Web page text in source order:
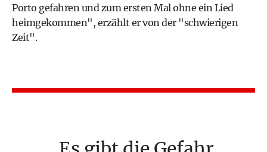
Porto gefahren und zum ersten Mal ohne ein Lied
heimgekommen", erzählt er von der "schwierigen
Zeit".